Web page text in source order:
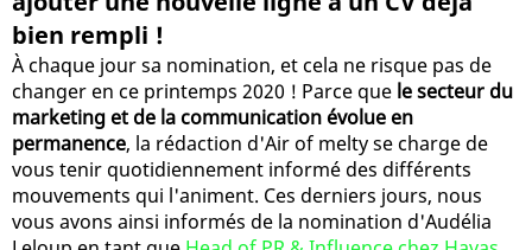
bien rempli !
À chaque jour sa nomination, et cela ne risque pas de
changer en ce printemps 2020 ! Parce que le secteur du
marketing et de la communication évolue en
permanence, la rédaction d'Air of melty se charge de
vous tenir quotidiennement informé des différents
mouvements qui l'animent. Ces derniers jours, nous
vous avons ainsi informés de la nomination d'Audélia